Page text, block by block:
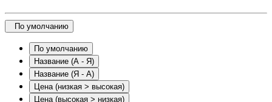
По умолчанию
По умолчанию
Название (А - Я)
Название (Я - А)
Цена (низкая > высокая)
Цена (высокая > низкая)